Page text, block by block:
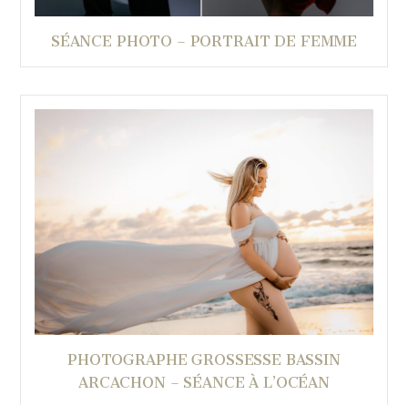
SÉANCE PHOTO – PORTRAIT DE FEMME
PHOTOGRAPHE GROSSESSE BASSIN
ARCACHON – SÉANCE À L’OCÉAN